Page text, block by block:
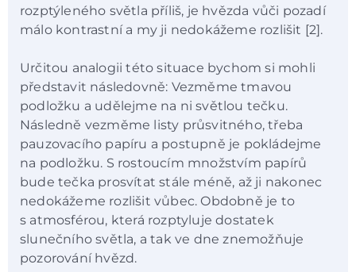
rozptýleného světla příliš, je hvězda vůči pozadí
málo kontrastní a my ji nedokážeme rozlišit [2].
Určitou analogii této situace bychom si mohli
představit následovně: Vezměme tmavou
podložku a udělejme na ni světlou tečku.
Následně vezměme listy průsvitného, třeba
pauzovacího papíru a postupně je pokládejme
na podložku. S rostoucím množstvím papírů
bude tečka prosvítat stále méně, až ji nakonec
nedokážeme rozlišit vůbec. Obdobně je to
s atmosférou, která rozptyluje dostatek
slunečního světla, a tak ve dne znemožňuje
pozorování hvězd.